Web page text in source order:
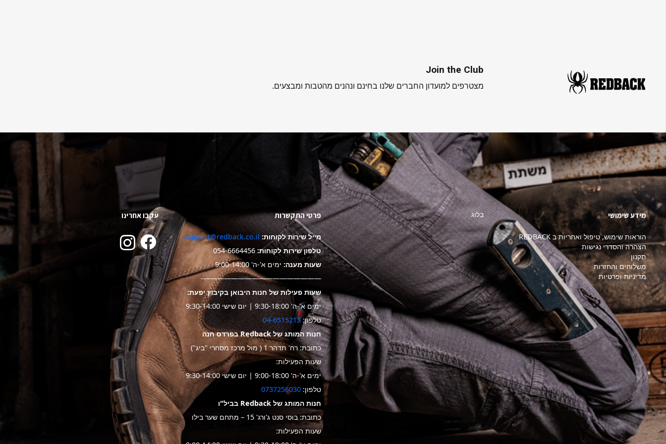
Join the Club
מצטרפים למועדון החברים שלנו בחינם ונהנים מהטבות ומבצעים.
מידע שימושי
הוראות שימוש, טיפול ואחריות ב REDBACK
הצהרה והסדרי נגישות
תקנון
משלוחים והחזרות
מדיניות ופרטיות
בלוג פרטי התקשרות
מייל שירות לקוחות: support@redback.co.il
טלפון שירות לקוחות:054-6664456
שעות מענה: ימים א'-ה' 9:00-14:00
—————————————————-
שעות פעילות של חנות היבואן בקיבוץ יפעת:
ימים א'-ה' 9:30-18:00 | יום שישי 9:30-14:00
טלפון: 04-6515213
חנות המותג של Redback בפרדס חנה
כתובת: רח' תדהר 1 ( מול מרכז מסחרי "ביג")
שעות הפעילות:
ימים א'-ה' 9:00-18:00 | יום שישי 9:30-14:00
טלפון: 0737256030
חנות המותג של Redback בביל"ו
כתובת: בוסי סנט ג'ורג' 15 – מתחם שער בילו
שעות הפעילות:
עקבו אחרינו